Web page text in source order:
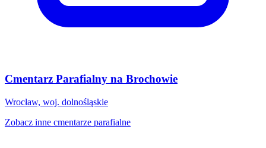
Cmentarz Parafialny na Brochowie
Wrocław, woj. dolnośląskie
Zobacz inne cmentarze parafialne